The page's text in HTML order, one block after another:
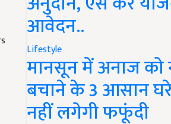
आवेदन..
Lifestyle
मानसून में अनाज को
बचाने के 3 आसान
नहीं लगेगी फफूंदी